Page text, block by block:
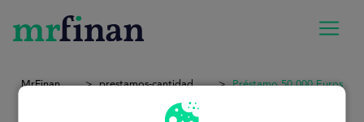
MrFinan prestamos-cantidad Préstamo 50.000 Euros